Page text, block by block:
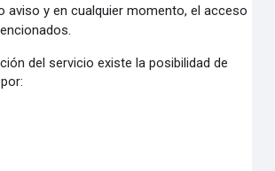
aviso y en cualquier momento, el acceso
del servicio existe la posibilidad de